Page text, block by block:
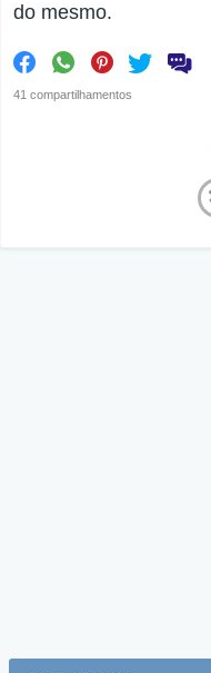
do mesmo.
41 compartilhamentos